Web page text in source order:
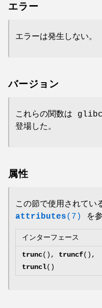
エラー
エラーは発生しない。
バージョン
これらの関数は
登場した。
属性
この節で使用されてい
attributes(7) を
インターフェース
trunc(), truncf(),
truncl()